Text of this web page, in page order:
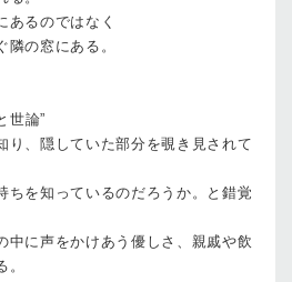
あるのではなく
の窓にある。
世論”
り、隠していた部分を覗き見されて
ちを知っているのだろうか。と錯覚
中に声をかけあう優しさ、親戚や飲